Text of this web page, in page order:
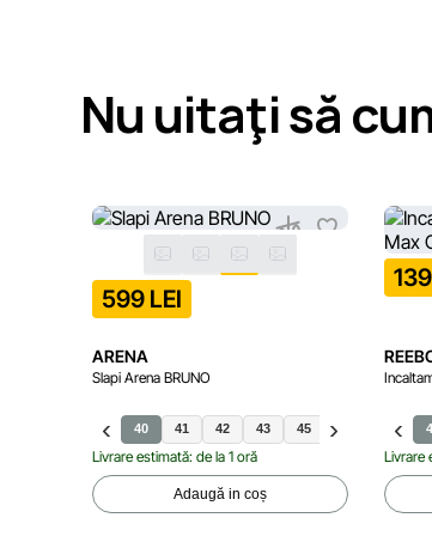
Nu uitaţi să
599 LEI
ARENA
Slapi Arena BRUNO
40 41 42 43 45
Livrare estimată: de la 1 oră
Adaugă in coș
Livrare